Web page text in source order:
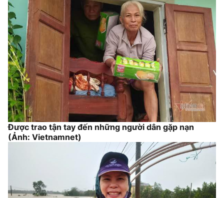
Được trao tận tay đến những người dân gặp nạn
(Ảnh: Vietnamnet)